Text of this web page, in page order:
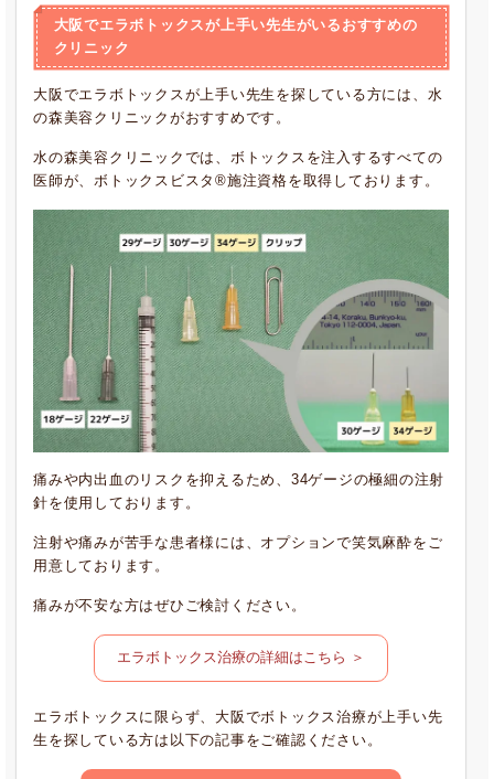
大阪でエラボトックスが上手い先生がいるおすすめの
クリニック
大阪でエラボトックスが上手い先生を探している方には、水
の森美容クリニックがおすすめです。
水の森美容クリニックでは、ボトックスを注入するすべての
医師が、ボトックスビスタ®施注資格を取得しております。
痛みや内出血のリスクを抑えるため、34ゲージの極細の注射
針を使用しております。
注射や痛みが苦手な患者様には、オプションで笑気麻酔をご
用意しております。
痛みが不安な方はぜひご検討ください。
エラボトックス治療の詳細はこちら ＞
エラボトックスに限らず、大阪でボトックス治療が上手い先
生を探している方は以下の記事をご確認ください。